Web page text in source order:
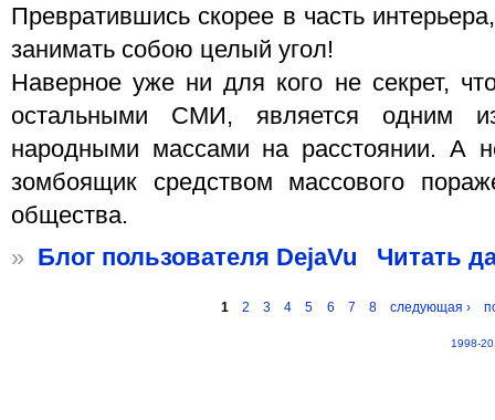
Превратившись скорее в часть
занимать собою целый угол!
Наверное уже ни для кого не секрет,
остальными СМИ, является одним
народными массами на расстоянии. А
зомбоящик средством массового
общества.
» Блог пользователя DejaVu Читать
1 2 3 4 5 6 7 8 следующая ›
1998-